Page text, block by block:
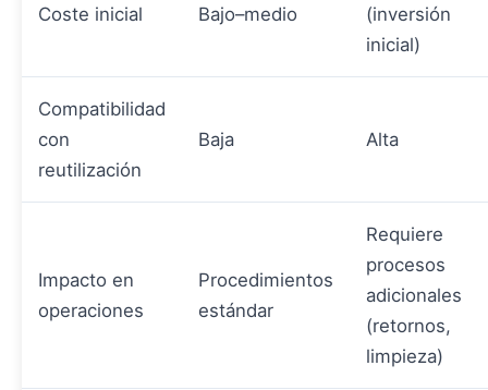
Coste inicial Bajo–medio
(inversión
inicial)
Compatibilidad
con
reutilización
Baja Alta
Impacto en
operaciones
Procedimientos
estándar
Requiere
procesos
adicionales
(retornos,
limpieza)